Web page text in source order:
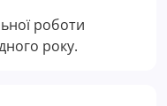
роботи
року.